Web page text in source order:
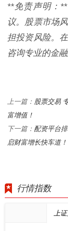
**免责声明：
议。股票市场
担投资风险。
咨询专业的金融
上一篇： 股票交易
富增值！
下一篇： 配资平台
启财富增长快车道！
行情指数
上